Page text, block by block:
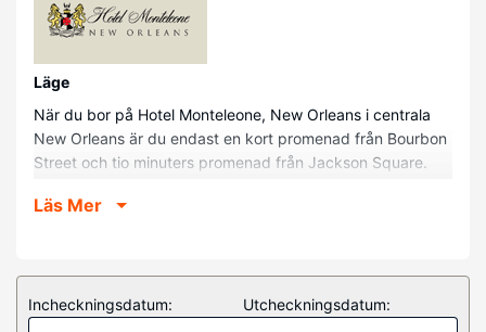
Läge
När du bor på Hotel Monteleone, New Orleans i centrala
New Orleans är du endast en kort promenad från Bourbon
Street och tio minuters promenad från Jackson Square.
km från Ernest N. Morial Convention Center.
Känn dig som hemma i ett av de 570 rummen med kylskåp
och platt-tv. Med gratis fast internetanslutning och wi-fi
håller du dig uppkopplad, medan kabelkanaler står för
Läs Mer
Incheckningsdatum: Utcheckningsdatum: